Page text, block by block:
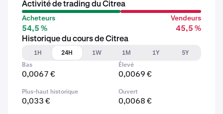
Activité de trading du Citrea
Acheteurs
54,5 %
Vendeurs
45,5 %
Historique du cours de Citrea
1H
24H 1W 1M 1Y
5Y
Bas
0,0067 €
Élevé
0,0069 €
Plus-haut historique
0,033 €
Ouvert
0,0068 €